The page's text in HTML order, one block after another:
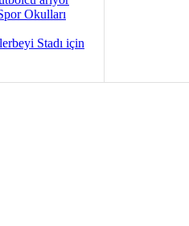
Okulları
Stadı için